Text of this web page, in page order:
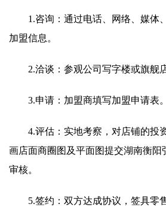
1.咨询：通过电话、网络、媒体
加盟信息。
2.洽谈：参观公司写字楼或旗舰
3.申请：加盟商填写加盟申请表。
4.评估：实地考察，对店铺的投
画店面商圈图及平面图提交湖南衡阳
审核。
5.签约：双方达成协议，签具零